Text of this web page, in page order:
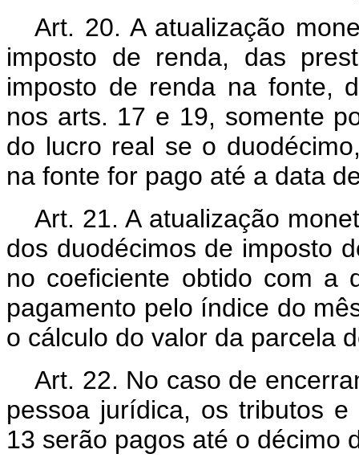
Art. 20. A atualização
imposto de renda, das
imposto de renda na fonte,
nos arts. 17 e 19, somente
do lucro real se o
na fonte for pago até a data
Art. 21. A atualização
dos duodécimos de imposto
no coeficiente obtido com a
pagamento pelo índice do
o cálculo do valor da parcela
Art. 22. No caso de
pessoa jurídica, os tributos
13 serão pagos até o décimo